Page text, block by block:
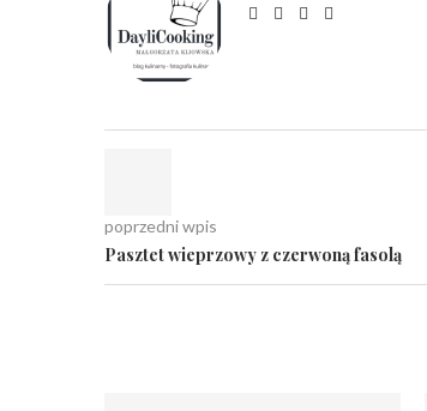
poprzedni wpis
Pasztet wieprzowy z czerwoną fasolą